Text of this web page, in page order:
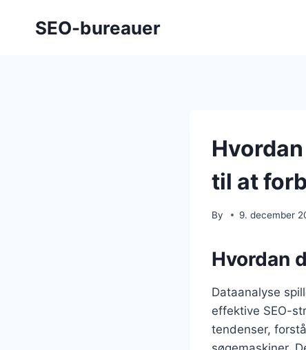
SEO-bureauer
til at
By 9. december
Hvordan
Dataanalyse
effektive SEO-
tendenser,